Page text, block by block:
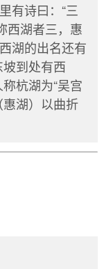
有诗曰：“三
西湖者三，惠
湖的出名还有
到处有西
杭湖为“吴宫
惠湖）以曲折